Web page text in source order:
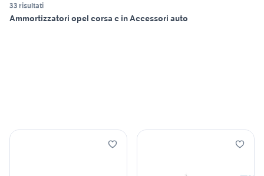
33 risultati
Ammortizzatori opel corsa c in Accessori auto